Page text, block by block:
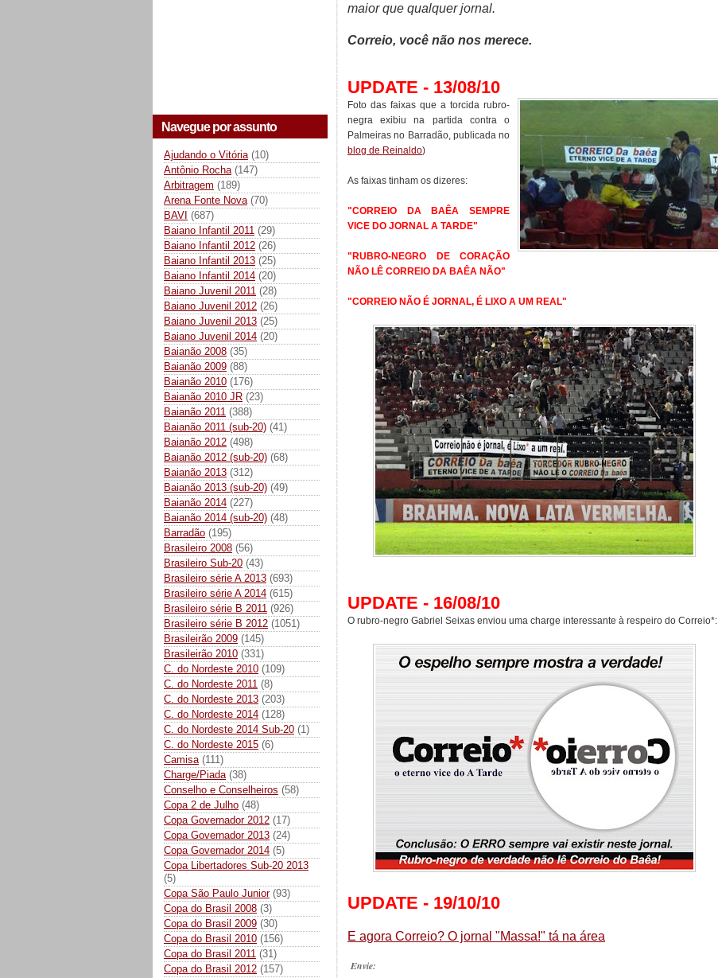
Navegue por assunto
Ajudando o Vitória (10)
Antônio Rocha (147)
Arbitragem (189)
Arena Fonte Nova (70)
BAVI (687)
Baiano Infantil 2011 (29)
Baiano Infantil 2012 (26)
Baiano Infantil 2013 (25)
Baiano Infantil 2014 (20)
Baiano Juvenil 2011 (28)
Baiano Juvenil 2012 (26)
Baiano Juvenil 2013 (25)
Baiano Juvenil 2014 (20)
Baianão 2008 (35)
Baianão 2009 (88)
Baianão 2010 (176)
Baianão 2010 JR (23)
Baianão 2011 (388)
Baianão 2011 (sub-20) (41)
Baianão 2012 (498)
Baianão 2012 (sub-20) (68)
Baianão 2013 (312)
Baianão 2013 (sub-20) (49)
Baianão 2014 (227)
Baianão 2014 (sub-20) (48)
Barradão (195)
Brasileiro 2008 (56)
Brasileiro Sub-20 (43)
Brasileiro série A 2013 (693)
Brasileiro série A 2014 (615)
Brasileiro série B 2011 (926)
Brasileiro série B 2012 (1051)
Brasileirão 2009 (145)
Brasileirão 2010 (331)
C. do Nordeste 2010 (109)
C. do Nordeste 2011 (8)
C. do Nordeste 2013 (203)
C. do Nordeste 2014 (128)
C. do Nordeste 2014 Sub-20 (1)
C. do Nordeste 2015 (6)
Camisa (111)
Charge/Piada (38)
Conselho e Conselheiros (58)
Copa 2 de Julho (48)
Copa Governador 2012 (17)
Copa Governador 2013 (24)
Copa Governador 2014 (5)
Copa Libertadores Sub-20 2013
(5)
Copa São Paulo Junior (93)
Copa do Brasil 2008 (3)
Copa do Brasil 2009 (30)
Copa do Brasil 2010 (156)
Copa do Brasil 2011 (31)
Copa do Brasil 2012 (157)
maior que qualquer jornal.
Correio, você não nos merece.
UPDATE - 13/08/10
Foto das faixas que a torcida rubro-
negra exibiu na partida contra o
Palmeiras no Barradão, publicada no
blog de Reinaldo)
As faixas tinham os dizeres:
"CORREIO DA BAÊA SEMPRE
VICE DO JORNAL A TARDE"
"RUBRO-NEGRO DE CORAÇÃO
NÃO LÊ CORREIO DA BAÊA NÃO"
"CORREIO NÃO É JORNAL, É LIXO A UM REAL"
UPDATE - 16/08/10
O rubro-negro Gabriel Seixas enviou uma charge interessante à respeiro do Correio*:
UPDATE - 19/10/10
E agora Correio? O jornal "Massa!" tá na área
Envie: